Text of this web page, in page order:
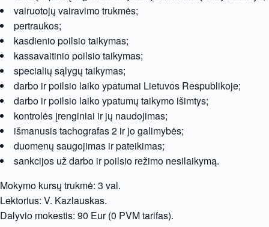
vairuotojų vairavimo trukmės;
pertraukos;
kasdienio poilsio taikymas;
kassavaitinio poilsio taikymas;
specialių sąlygų taikymas;
darbo ir poilsio laiko ypatumai Lietuvos Respublikoje;
darbo ir poilsio laiko ypatumų taikymo išimtys;
kontrolės įrenginiai ir jų naudojimas;
išmanusis tachografas 2 ir jo galimybės;
duomenų saugojimas ir pateikimas;
sankcijos už darbo ir poilsio režimo nesilaikymą.
Mokymo kursų trukmė: 3 val.
Lektorius: V. Kazlauskas.
Dalyvio mokestis: 90 Eur (0 PVM tarifas).